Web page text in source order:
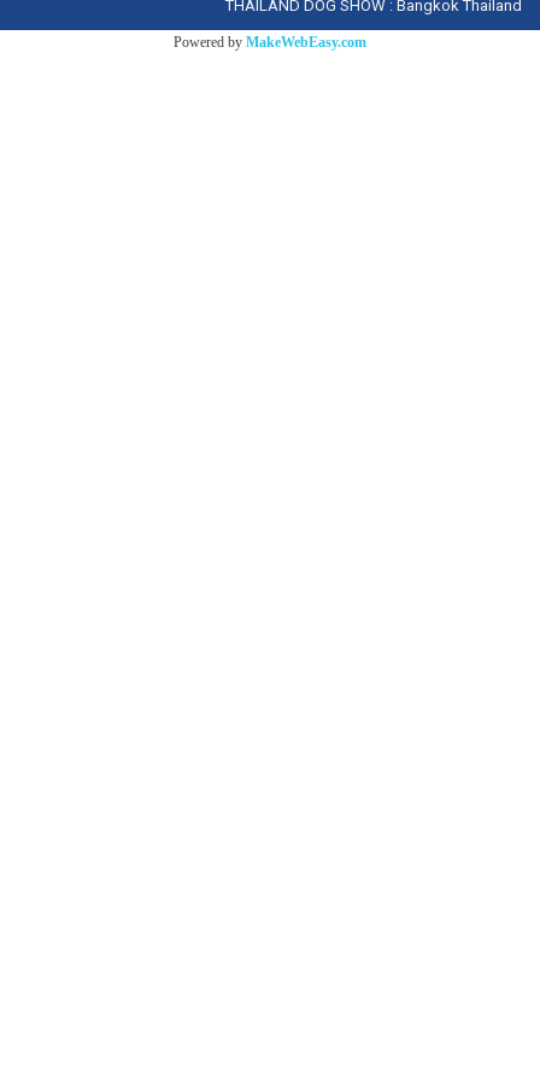
THAILAND DOG SHOW : Bangkok Thailand
Powered by MakeWebEasy.com